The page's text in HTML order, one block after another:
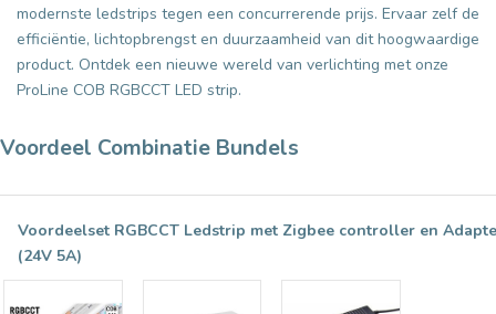
modernste ledstrips tegen een concurrerende prijs. Ervaar zelf de
efficiëntie, lichtopbrengst en duurzaamheid van dit hoogwaardige
product. Ontdek een nieuwe wereld van verlichting met onze
ProLine COB RGBCCT LED strip.
Voordeel Combinatie Bundels
Voordeelset RGBCCT Ledstrip met Zigbee controller en
(24V 5A)